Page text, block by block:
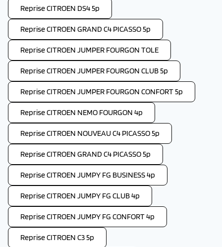
Reprise CITROEN DS4 5p
Reprise CITROEN GRAND C4 PICASSO 5p
Reprise CITROEN JUMPER FOURGON TOLE
Reprise CITROEN JUMPER FOURGON CLUB 5p
Reprise CITROEN JUMPER FOURGON CONFORT 5p
Reprise CITROEN NEMO FOURGON 4p
Reprise CITROEN NOUVEAU C4 PICASSO 5p
Reprise CITROEN GRAND C4 PICASSO 5p
Reprise CITROEN JUMPY FG BUSINESS 4p
Reprise CITROEN JUMPY FG CLUB 4p
Reprise CITROEN JUMPY FG CONFORT 4p
Reprise CITROEN C3 5p